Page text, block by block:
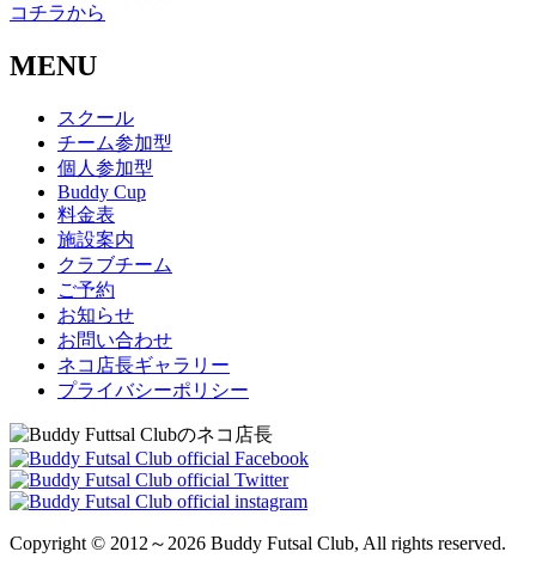
コチラから
MENU
スクール
チーム参加型
個人参加型
Buddy Cup
料金表
施設案内
クラブチーム
ご予約
お知らせ
お問い合わせ
ネコ店長ギャラリー
プライバシーポリシー
Copyright © 2012～2026 Buddy Futsal Club, All rights reserved.